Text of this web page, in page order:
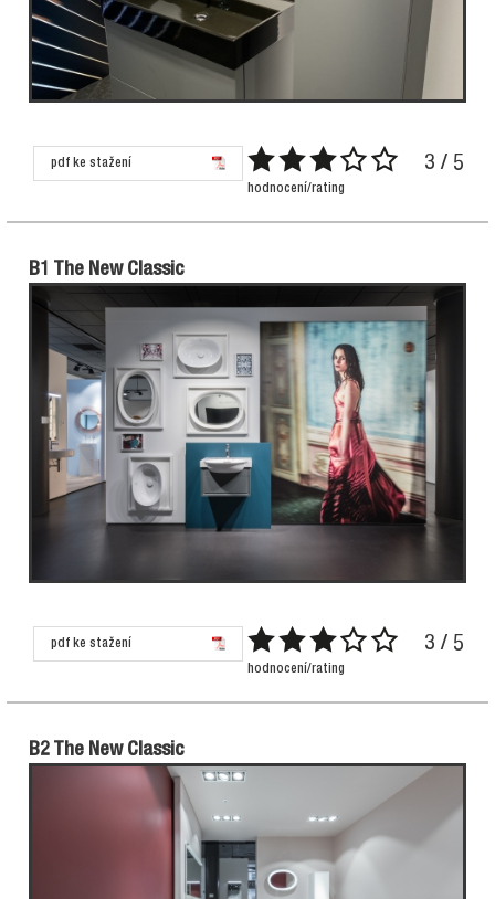
pdf ke stažení 3 / 5
hodnocení/rating
B1 The New Classic
pdf ke stažení 3 / 5
hodnocení/rating
B2 The New Classic